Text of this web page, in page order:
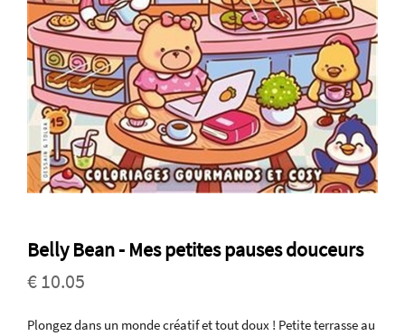
Belly Bean - Mes petites pauses douceurs
€ 10.05
Plongez dans un monde créatif et tout doux ! Petite terrasse au